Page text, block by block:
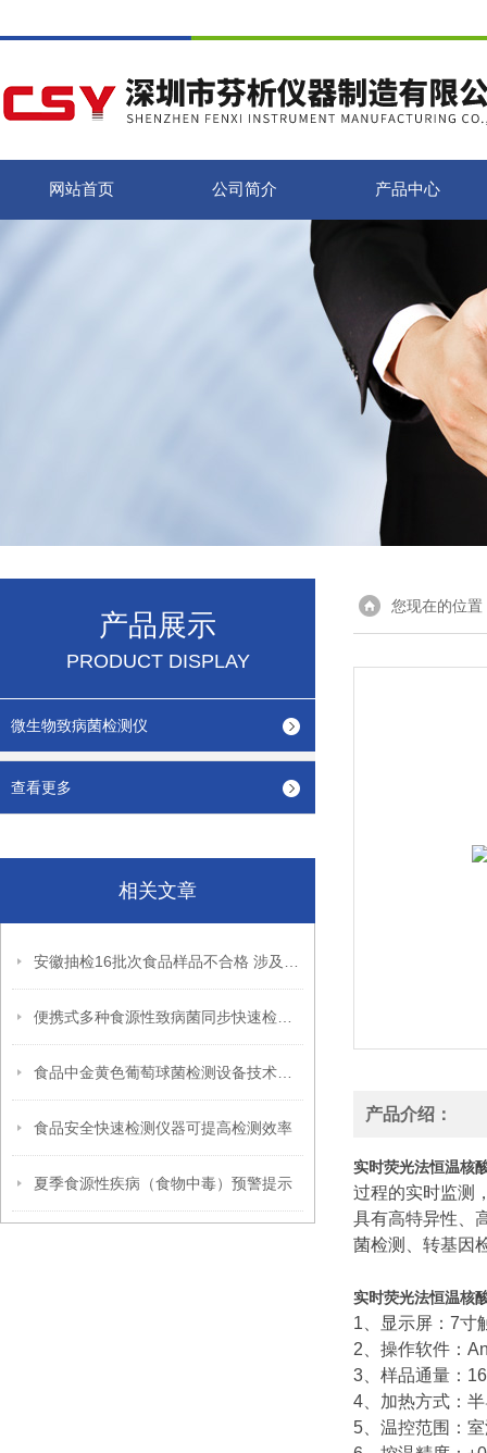
网站首页 公司简介 产品中心
产品展示
PRODUCT DISPLAY
微生物致病菌检测仪
查看更多
相关文章
食品安全快速检测仪器可提高检测效率
夏季食源性疾病（食物中毒）预警提示
您现在的位置
产品介绍：
实时荧光法恒温核
过程的实时监测
具有高特异性、
菌检测、转基因
实时荧光法恒温核
1、显示屏：7寸
2、操作软件：
3、样品通量：
4、加热方式：
5、温控范围：